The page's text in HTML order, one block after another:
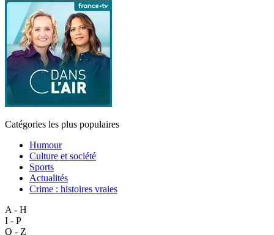
Catégories les plus populaires
Humour
Culture et société
Sports
Actualités
Crime : histoires vraies
A - H
I - P
Q - Z